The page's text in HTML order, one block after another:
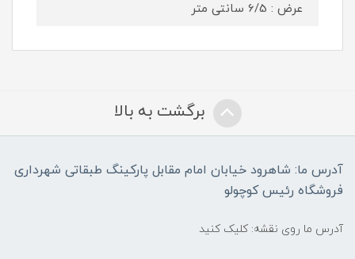
عرض : 6/5 سانتی متر
برگشت به بالا
آدرس ما: شاهرود خیابان امام مقابل پارکینگ طبقاتی شهرداری
فروشگاه رئیس کوچولو
آدرس ما روی نقشه: کلیک کنید